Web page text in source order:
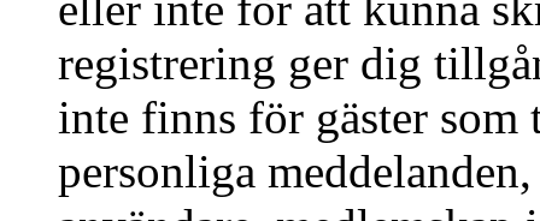
registrering ger dig
inte finns för gäster
personliga